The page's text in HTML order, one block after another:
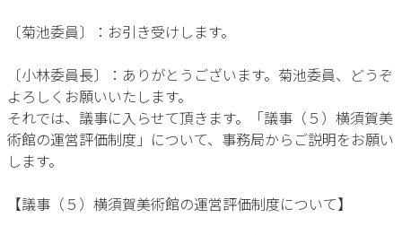
〔菊池委員〕：お引き受けします。
〔小林委員長〕：ありがとうございます。菊池委員、どうぞ
よろしくお願いいたします。
それでは、議事に入らせて頂きます。「議事（５）横須賀美
術館の運営評価制度」について、事務局からご説明をお願い
します。
【議事（５）横須賀美術館の運営評価制度について】